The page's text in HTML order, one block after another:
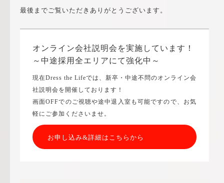
最後までご覧いただきありがとうございます。
オンライン会社説明会を実施しています！
～中途採用全エリアにて強化中～
現在Dress the Lifeでは、新卒・中途不問のオンライン会
社説明会を開催しております！
画面OFFでのご視聴や途中退入室も可能ですので、お気
軽にご参加くださいませ。
お申し込み&詳細はこちらから